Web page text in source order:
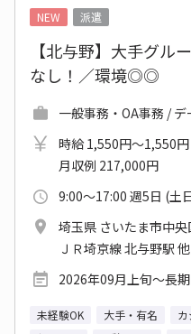
NEW
派遣
【北与野】大手グ
なし！／環境◎◎
一般事務・OA事務 /
時給 1,550円～1,550円
月収例 217,000円
9:00～17:00 週5日 (土
埼玉県 さいたま市中央
ＪＲ埼京線 北与野駅 他
2026年09月上旬～長期
未経験OK 大手・有名